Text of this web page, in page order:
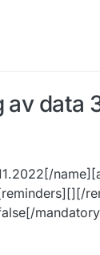
data